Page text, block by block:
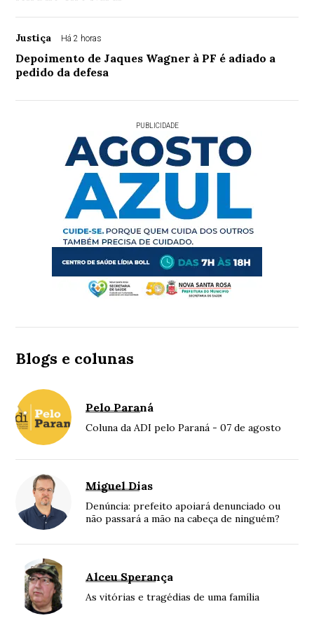
Justiça Há 2 horas
Depoimento de Jaques Wagner à PF é adiado a
pedido da defesa
PUBLICIDADE
Blogs e colunas
Pelo Paraná
Coluna da ADI pelo Paraná - 07 de agosto
Miguel Dias
Denúncia: prefeito apoiará denunciado ou
não passará a mão na cabeça de ninguém?
Alceu Sperança
As vitórias e tragédias de uma família